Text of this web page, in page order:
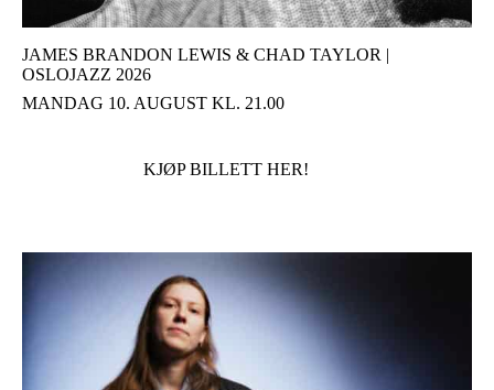
JAMES BRANDON LEWIS & CHAD TAYLOR |
OSLOJAZZ 2026
MANDAG 10. AUGUST KL. 21.00
KJØP BILLETT HER!